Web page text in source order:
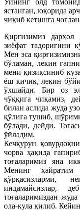
Уйнинг олд
ястанган, юқорида
чиқиб кетишга
Қирғизимиз
зиёфат тадоригини
Мен эса
бўламан, лекин
мени қизиқсиниб
ёш кичик, лекин
ўхшайди. Бир оз
чўққига чиқамиз,
билан аслида жуда
қўлига тушиб,
бўлади, дейди.
ўйладим.
Кечқурун
чорва ҳақида
тоғаларимиз яна
Менинг ҳайратим
қўрқасизларми,
индамайсизлар,
тоғаларимиздан
ола-кула қилиб.